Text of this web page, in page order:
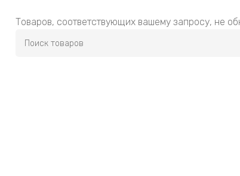
Товаров, соответствующих вашему запросу, не